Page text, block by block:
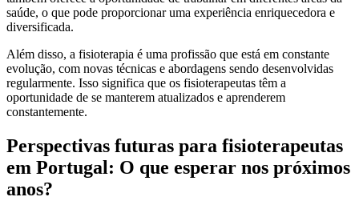
saúde, o que pode proporcionar uma experiência enriquecedora e
diversificada.
Além disso, a fisioterapia é uma profissão que está em constante
evolução, com novas técnicas e abordagens sendo desenvolvidas
regularmente. Isso significa que os fisioterapeutas têm a
oportunidade de se manterem atualizados e aprenderem
constantemente.
Perspectivas futuras para fisioterapeutas
em Portugal: O que esperar nos próximos
anos?